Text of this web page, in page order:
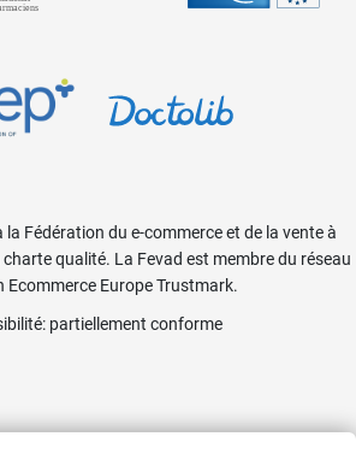
la Fédération du e-commerce et de la vente à
qualité. La Fevad est membre du réseau
Ecommerce Europe Trustmark.
: partiellement conforme